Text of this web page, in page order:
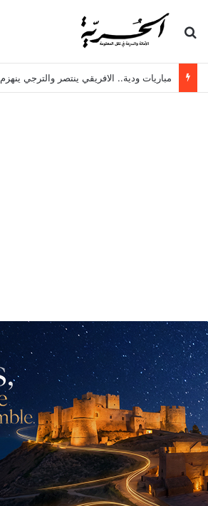
بحث عن
مباريات ودية.. الافريقي ينتصر والترجي ينهزم